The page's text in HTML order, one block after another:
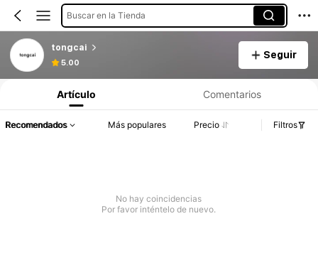
Buscar en la Tienda
tongcai
5.00
Seguir
Artículo Comentarios
Recomendados Más populares Precio Filtros
No hay coincidencias
Por favor inténtelo de nuevo.